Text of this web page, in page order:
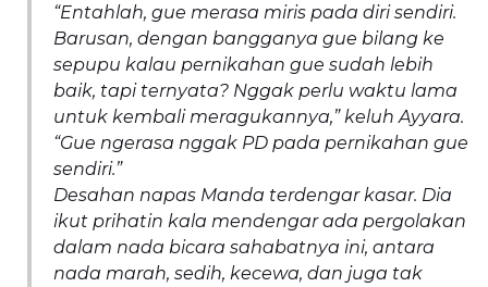
“Entahlah, gue merasa miris pada diri sendiri.
Barusan, dengan bangganya gue bilang ke
sepupu kalau pernikahan gue sudah lebih
baik, tapi ternyata? Nggak perlu waktu lama
untuk kembali meragukannya,” keluh Ayyara.
“Gue ngerasa nggak PD pada pernikahan gue
sendiri.”
Desahan napas Manda terdengar kasar. Dia
ikut prihatin kala mendengar ada pergolakan
dalam nada bicara sahabatnya ini, antara
nada marah, sedih, kecewa, dan juga tak